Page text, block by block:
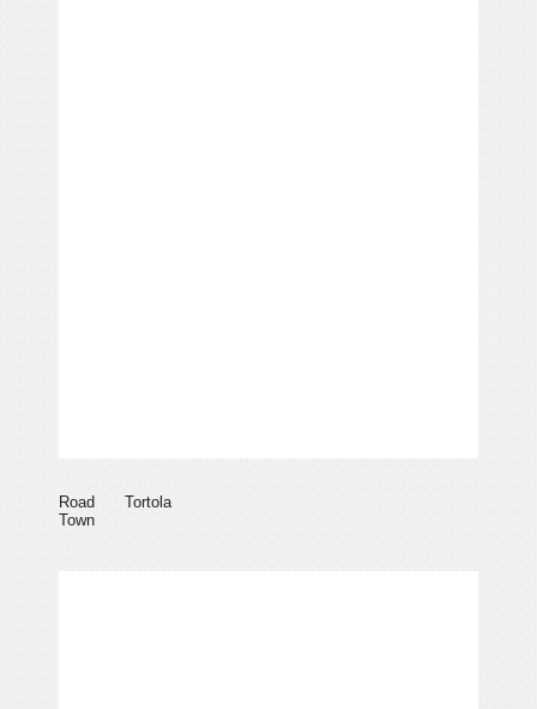
Road
Town
Tortola